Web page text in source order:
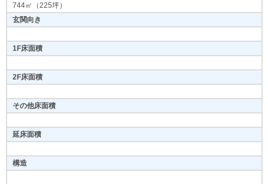
744㎡（225坪）
玄関向き
1F床面積
2F床面積
その他床面積
延床面積
構造